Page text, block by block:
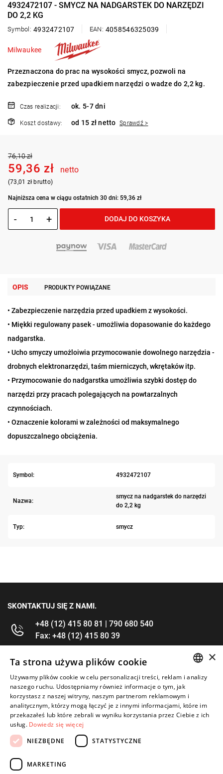
4932472107 - SMYCZ NA NADGARSTEK DO NARZĘDZI
DO 2,2 KG
Symbol: 4932472107 EAN: 4058546325039
Milwaukee
Przeznaczona do prac na wysokości smycz, pozwoli na
zabezpieczenie przed upadkiem narzędzi o wadze do 2,2 kg.
Czas realizacji: ok. 5-7 dni
Koszt dostawy: od 15 zł netto Sprawdź >
76,10 zł
59,36 zł netto
(73,01 zł brutto)
Najniższa cena w ciągu ostatnich 30 dni: 59,36 zł
- + DODAJ DO KOSZYKA
OPIS PRODUKTY POWIĄZANE
• Zabezpieczenie narzędzia przed upadkiem z wysokości.
• Miękki regulowany pasek - umożliwia dopasowanie do każdego
nadgarstka.
• Ucho smyczy umożloiwia przymocowanie dowolnego narzędzia -
drobnych elektronarzędzi, taśm mierniczych, wkrętaków itp.
• Przymocowanie do nadgarstka umożliwia szybki dostęp do
narzędzi przy pracach polegających na powtarzalnych
czynnościach.
• Oznaczenie kolorami w zależności od maksymalnego
dopuszczalnego obciążenia.
Symbol: 4932472107
Nazwa:
smycz na nadgarstek do narzędzi
do 2,2 kg
Typ: smycz
SKONTAKTUJ SIĘ Z NAMI.
+48 (12) 415 80 81 | 790 680 540
Fax: +48 (12) 415 80 39
kontakt@im-narzedzia.pl
INFORMACJE
OFERTA
MOJE KONTO
OBSERWUJ NAS
ENGLISH
×
Ta strona używa plików cookie
Używamy plików cookie w celu personalizacji treści, reklam i analizy
naszego ruchu. Udostępniamy również informacje o tym, jak
korzystasz z naszej witryny, naszym partnerom reklamowym i
analitycznym, którzy mogą łączyć je z innymi informacjami, które im
przekazałeś lub które zebrali w wyniku korzystania przez Ciebie z ich
usług. Dowiedz się więcej
NIEZBĘDNE
STATYSTYCZNE
MARKETING